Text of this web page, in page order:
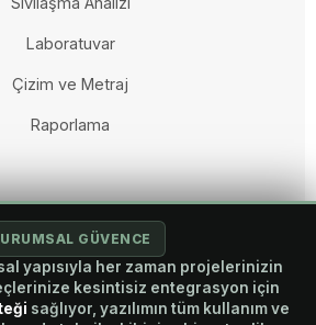
Laboratuvar
Çizim ve Metraj
Raporlama
hakları saklıdır. A Brandaft Engineering
GÜVENCE
yapısıyla her zaman projelerinizin
kesintisiz entegrasyon için
sağlıyor, yazılımın tüm kullanım ve